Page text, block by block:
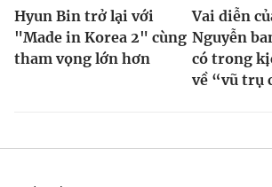
Hyun Bin trở lại với
"Made in Korea 2" cùng
tham vọng lớn hơn
Vai diễn
Nguyễn
có trong
về “vũ trụ